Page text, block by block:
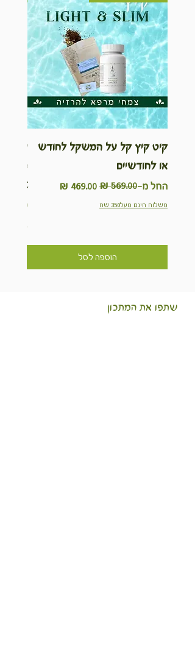
קיט קיץ קל על המשקל לחודש
או לחודשיים
החל מ-
מחיר רגיל
מחיר מבצע
משלוח חינם מעל350 שח
הוספה לסל
ערכת
Kit
מחיר